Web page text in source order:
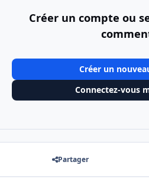
Créer un compte ou
Créer un
Connectez-vous
Partager